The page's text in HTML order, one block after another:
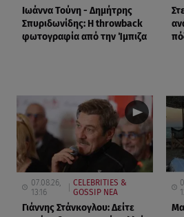
Ιωάννα Τούνη - Δημήτρης
Σπυριδωνίδης: Η throwback
φωτογραφία από την Ίμπιζα
07.08.26,
13:16
CELEBRITIES &
GOSSIP ΝΕΑ
Γιάννης Στάνκογλου: Δείτε